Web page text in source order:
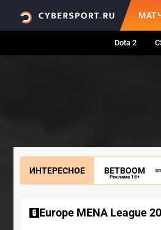
Dota 2
ИНТЕРЕСНОЕ BETBOOM
Реклама 18+
Europe MENA League